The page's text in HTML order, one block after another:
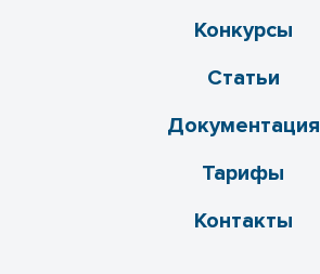
Конкурсы
Статьи
Документация
Тарифы
Контакты